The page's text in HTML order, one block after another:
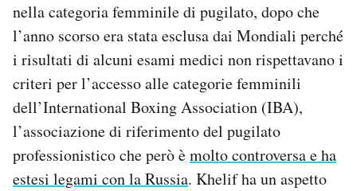
nella categoria femminile di pugilato, dopo che
l’anno scorso era stata esclusa dai Mondiali perché
i risultati di alcuni esami medici non rispettavano i
criteri per l’accesso alle categorie femminili
dell’International Boxing Association (IBA),
l’associazione di riferimento del pugilato
professionistico che però èmolto controversa e ha
estesi legami con la Russia. Khelif ha un aspetto